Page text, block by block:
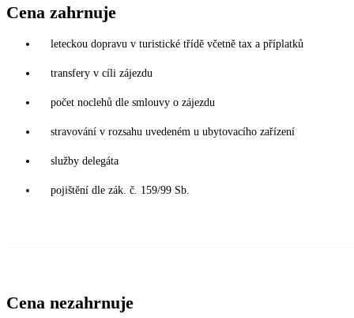
Cena zahrnuje
leteckou dopravu v turistické třídě včetně tax a příplatků
transfery v cíli zájezdu
počet noclehů dle smlouvy o zájezdu
stravování v rozsahu uvedeném u ubytovacího zařízení
služby delegáta
pojištění dle zák. č. 159/99 Sb.
Cena nezahrnuje